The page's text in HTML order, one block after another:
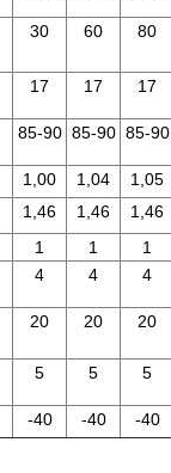
30 60 80
17 17 17
85-90 85-90 85-90
1,00 1,04
1,05
1,46 1,46
1,46
1 1
1
4 4 4
20 20 20
5 5 5
-40 -40 -40